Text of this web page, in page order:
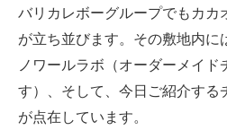
バリカレボーグループでもカカ
が立ち並びます。その敷地内に
ノワールラボ（オーダーメイド
す）、そして、今日ご紹介する
が点在しています。